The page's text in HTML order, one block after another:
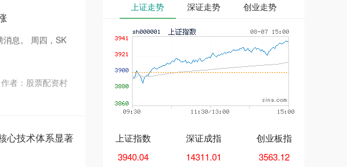
消息。 周四，SK
作者：股票配资村
心技术体系显著
上证走势 深证走势 创业走势
上证指数
3940.04
深证成指
14311.01
创业板指
3563.12